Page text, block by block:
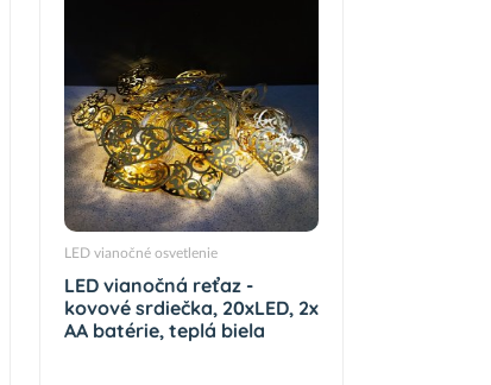
LED vianočné osvetlenie
LED vianočná reťaz -
kovové srdiečka, 20xLED, 2x
AA batérie, teplá biela